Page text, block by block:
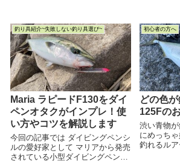
ショットの使いどころがよくわか
らないという人や、モンスターシ
ョットで釣れないという人におす
すめです。
釣り具紹介~失敗しない釣り具選び~
Maria ラピードF130をダイ
ペンオタクがインプレ！使
い方やコツを解説します
今回の記事では ダイビングペンシ
ルの愛好家として マリアから発売
されている小型ダイビングペンシ
初心者の方へ
どの色
125Fの
渋い青物が釣
にめっちゃ
釣れるルアーなの